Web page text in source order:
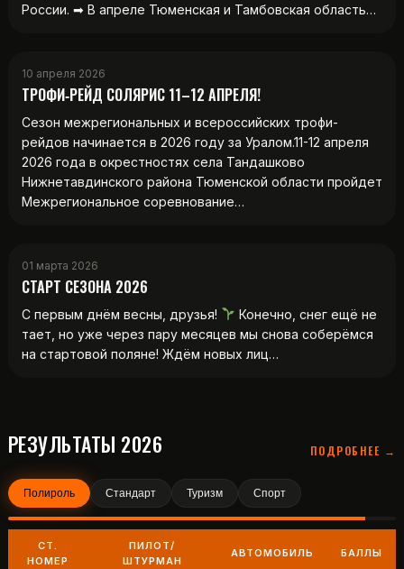
России. ➡ В апреле Тюменская и Тамбовская область…
10 апреля 2026
ТРОФИ‑РЕЙД СОЛЯРИС 11–12 АПРЕЛЯ!
Сезон межрегиональных и всероссийских трофи-
рейдов начинается в 2026 году за Уралом.11-12 апреля
2026 года в окрестностях села Тандашково
Нижнетавдинского района Тюменской области пройдет
Межрегиональное соревнование…
01 марта 2026
СТАРТ СЕЗОНА 2026
С первым днём весны, друзья!
Конечно, снег ещё не
тает, но уже через пару месяцев мы снова соберёмся
на стартовой поляне! Ждём новых лиц…
РЕЗУЛЬТАТЫ 2026 ПОДРОБНЕЕ →
Полироль Стандарт Туризм Спорт
СТ.
НОМЕР
ПИЛОТ/
ШТУРМАН
АВТОМОБИЛЬ БАЛЛЫ